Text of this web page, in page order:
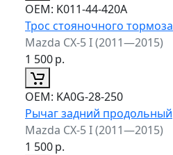
ОЕМ: K011-44-420A
Трос стояночного тормоза
Mazda CX-5 I (2011—2015)
1 500р.
ОЕМ: KA0G-28-250
Рычаг задний продольный
Mazda CX-5 I (2011—2015)
1 500р.